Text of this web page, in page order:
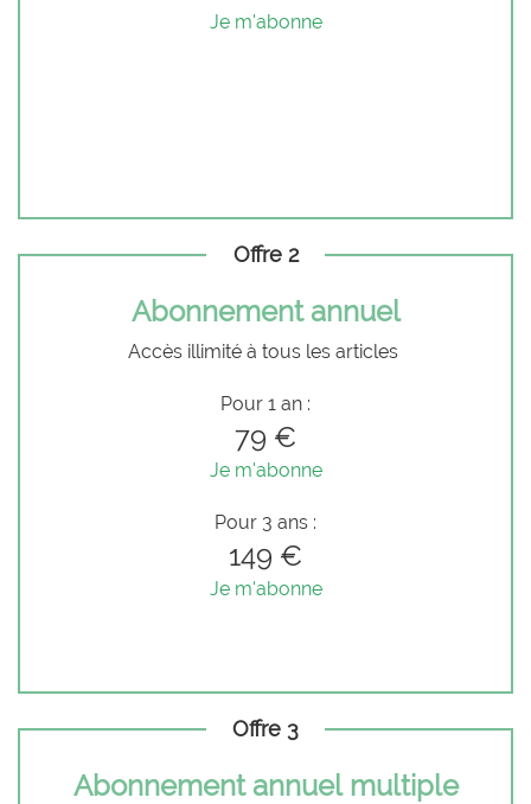
Je m'abonne
Offre 2
Abonnement annuel
Accès illimité à tous les articles
Pour 1 an :
79 €
Je m'abonne
Pour 3 ans :
149 €
Je m'abonne
Offre 3
Abonnement annuel multiple